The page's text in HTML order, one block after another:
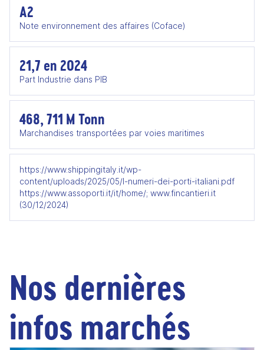
A2
Note environnement des affaires (Coface)
21,7 en 2024
Part Industrie dans PIB
468, 711 M Tonn
Marchandises transportées par voies maritimes
https://www.shippingitaly.it/wp-
content/uploads/2025/05/I-numeri-dei-porti-italiani.pdf
https://www.assoporti.it/it/home/; www.fincantieri.it
(30/12/2024)
Nos dernières
infos marchés